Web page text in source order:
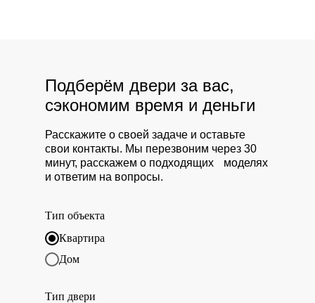
Тип объекта
Квартира
Дом
Тип двери
Расскажите о своей задаче и оставьте
свои контакты. Мы перезвоним через 30
минут, расскажем о подходящих моделях
и ответим на вопросы.
Подберём двери за вас,
сэкономим время и деньги